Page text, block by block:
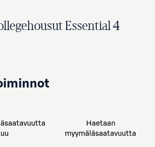
Essential 4
Haetaan
myymäläsaatavuutta